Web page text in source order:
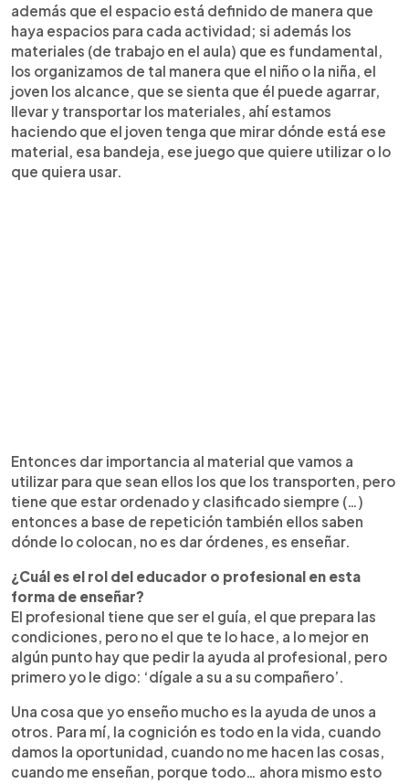
además que el espacio está definido de manera que
haya espacios para cada actividad; si además los
materiales (de trabajo en el aula) que es fundamental,
los organizamos de tal manera que el niño o la niña, el
joven los alcance, que se sienta que él puede agarrar,
llevar y transportar los materiales, ahí estamos
haciendo que el joven tenga que mirar dónde está ese
material, esa bandeja, ese juego que quiere utilizar o lo
que quiera usar.
Entonces dar importancia al material que vamos a
utilizar para que sean ellos los que los transporten, pero
tiene que estar ordenado y clasificado siempre (…)
entonces a base de repetición también ellos saben
dónde lo colocan, no es dar órdenes, es enseñar.
¿Cuál es el rol del educador o profesional en esta
forma de enseñar?
El profesional tiene que ser el guía, el que prepara las
condiciones, pero no el que te lo hace, a lo mejor en
algún punto hay que pedir la ayuda al profesional, pero
primero yo le digo: ‘dígale a su a su compañero’.
Una cosa que yo enseño mucho es la ayuda de unos a
otros. Para mí, la cognición es todo en la vida, cuando
damos la oportunidad, cuando no me hacen las cosas,
cuando me enseñan, porque todo… ahora mismo esto